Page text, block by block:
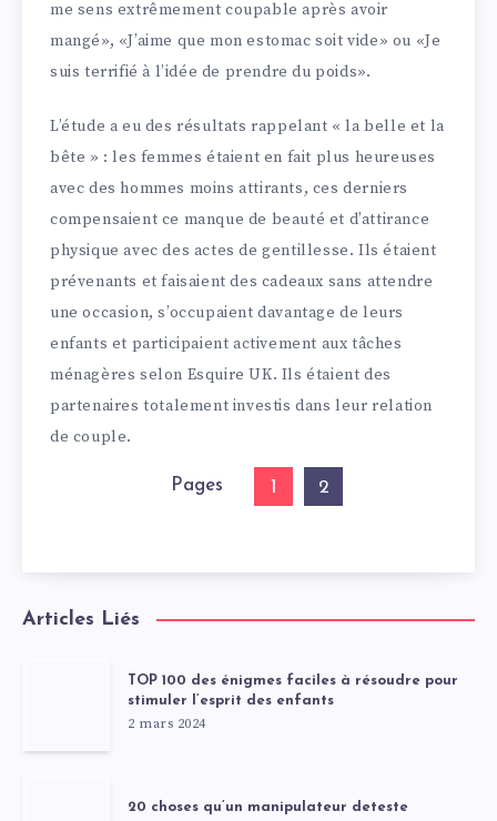
me sens extrêmement coupable après avoir
mangé», «J’aime que mon estomac soit vide» ou «Je
suis terrifié à l’idée de prendre du poids».
L’étude a eu des résultats rappelant « la belle et la
bête » : les femmes étaient en fait plus heureuses
avec des hommes moins attirants, ces derniers
compensaient ce manque de beauté et d’attirance
physique avec des actes de gentillesse. Ils étaient
prévenants et faisaient des cadeaux sans attendre
une occasion, s’occupaient davantage de leurs
enfants et participaient activement aux tâches
ménagères selon Esquire UK. Ils étaient des
partenaires totalement investis dans leur relation
de couple.
Pages 1 2
Articles Liés
TOP 100 des énigmes faciles à résoudre pour
stimuler l’esprit des enfants
2 mars 2024
20 choses qu’un manipulateur deteste